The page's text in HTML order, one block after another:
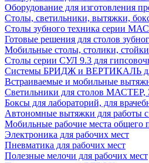
Оборудование для изготовления
Cтолы, светильники, вытяжки,
Столы зубного техника серии
Готовые решения для столов
Мобильные столы, столики,
Столы серии СУЛ 9.3 для
Системы БРИДЖ и ВЕРТИКАЛЬ
Встраиваемые и мобильные
Светильники для столов
Боксы для лабораторий, для
Автономные вытяжки для работы
Мобильные рабочие места общего
Электроника для рабочих мест
Пневматика для рабочих мест
Полезные мелочи для рабочих мест